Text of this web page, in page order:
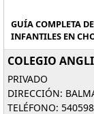
GUÍA COMPLETA
INFANTILES EN
COLEGIO
PRIVADO
DIRECCIÓN:
TELÉFONO: